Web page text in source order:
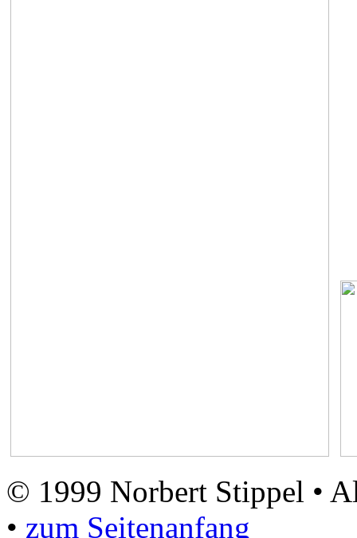
© 1999 Norbert Stippel •
• zum Seitenanfang